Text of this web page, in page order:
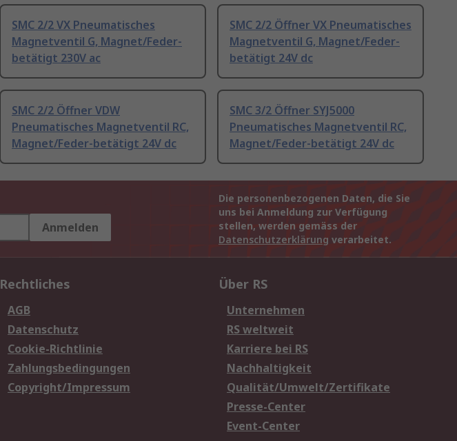
SMC 2/2 VX Pneumatisches
Magnetventil G, Magnet/Feder-
betätigt 230V ac
SMC 2/2 Öffner VX Pneumatisches
Magnetventil G, Magnet/Feder-
betätigt 24V dc
SMC 2/2 Öffner VDW
Pneumatisches Magnetventil RC,
Magnet/Feder-betätigt 24V dc
SMC 3/2 Öffner SYJ5000
Pneumatisches Magnetventil RC,
Magnet/Feder-betätigt 24V dc
Anmelden
Die personenbezogenen Daten, die Sie
uns bei Anmeldung zur Verfügung
stellen, werden gemäss der
Datenschutzerklärung verarbeitet.
Rechtliches
AGB
Datenschutz
Cookie-Richtlinie
Zahlungsbedingungen
Copyright/Impressum
Über RS
Unternehmen
RS weltweit
Karriere bei RS
Nachhaltigkeit
Qualität/Umwelt/Zertifikate
Presse-Center
Event-Center